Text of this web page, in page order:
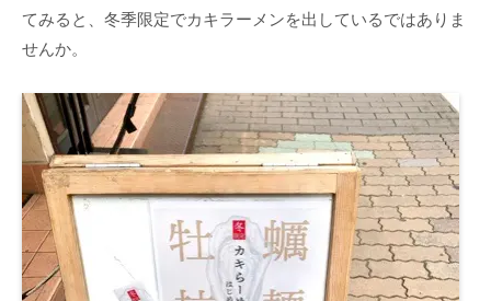
てみると、冬季限定でカキラーメンを出しているではありま
せんか。